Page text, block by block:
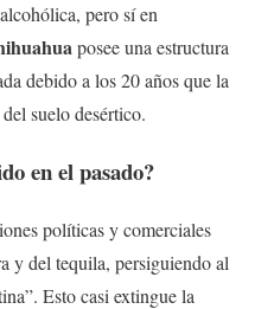
pero sí en
posee una estructura
debido a los 20 años que la
suelo desértico.
en el pasado?
políticas y comerciales
y del tequila, persiguiendo al
Esto casi extingue la